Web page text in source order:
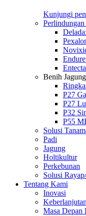
Kunjungi
Perlindungan
Benih Jagung
P27
P27
P32
P55
Solusi
Padi
Jagung
Holtikultur
Perkebunan
Solusi
Tentang Kami
Inovasi
Keberlanjutan
Masa Depan